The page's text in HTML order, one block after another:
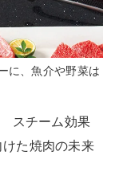
に、魚介や野菜は
スチーム効果
た焼肉の未来